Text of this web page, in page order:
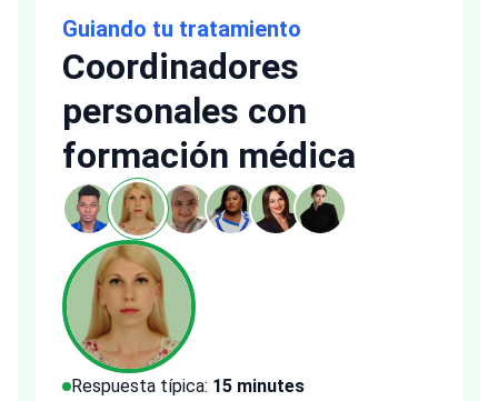
Guiando tu tratamiento
Coordinadores
personales con
formación médica
Respuesta típica: 15 minutes